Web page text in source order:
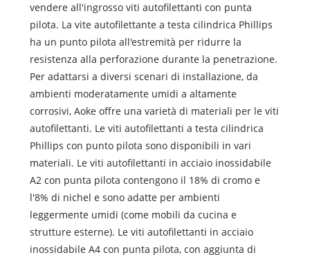
vendere all'ingrosso viti autofilettanti con punta
pilota. La vite autofilettante a testa cilindrica Phillips
ha un punto pilota all'estremità per ridurre la
resistenza alla perforazione durante la penetrazione.
Per adattarsi a diversi scenari di installazione, da
ambienti moderatamente umidi a altamente
corrosivi, Aoke offre una varietà di materiali per le viti
autofilettanti. Le viti autofilettanti a testa cilindrica
Phillips con punto pilota sono disponibili in vari
materiali. Le viti autofilettanti in acciaio inossidabile
A2 con punta pilota contengono il 18% di cromo e
l'8% di nichel e sono adatte per ambienti
leggermente umidi (come mobili da cucina e
strutture esterne). Le viti autofilettanti in acciaio
inossidabile A4 con punta pilota, con aggiunta di